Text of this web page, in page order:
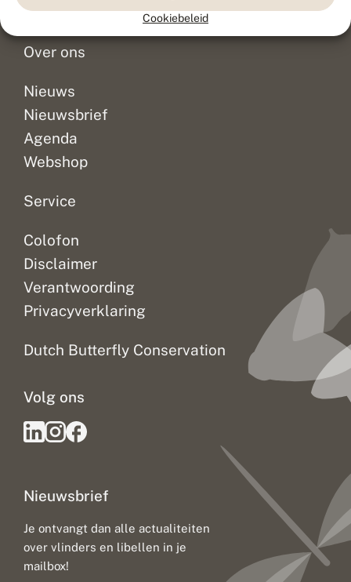
Cookiebeleid
Doneer
Over ons
Nieuws
Nieuwsbrief
Agenda
Webshop
Service
Colofon
Disclaimer
Verantwoording
Privacyverklaring
Dutch Butterfly Conservation
Nieuwsbrief
Je ontvangt dan alle actualiteiten
over vlinders en libellen in je
mailbox!
Volg ons